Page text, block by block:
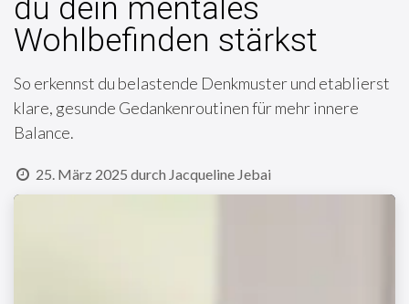
du dein mentales
Wohlbefinden stärkst
So erkennst du belastende Denkmuster und etablierst
klare, gesunde Gedankenroutinen für mehr innere
Balance.
25. März 2025 durch Jacqueline Jebai